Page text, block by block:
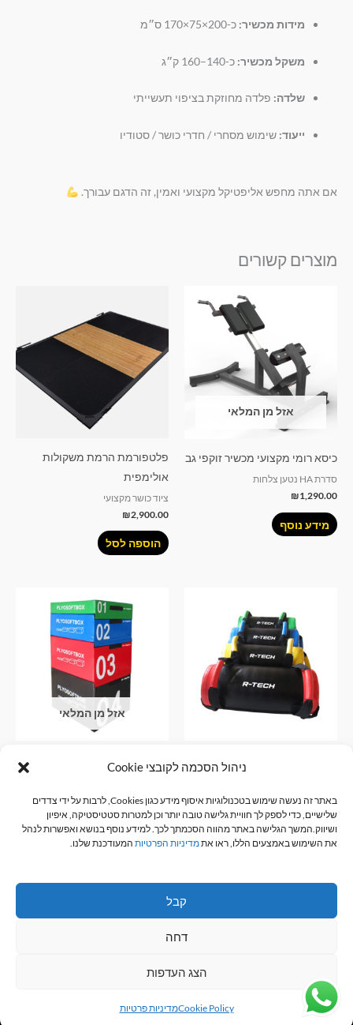
ניהול הסכמה לקובצי Cookie
באתר זה נעשה שימוש בטכנולוגיות איסוף מידע כגון Cookies, לרבות על ידי צדדים
שלישיים, כדי לספק לך חוויית גלישה טובה יותר וכן למטרות סטטיסטיקה, איפיון
ושיווק.המשך הגלישה באתר מהווה הסכמתך לכך. למידע נוסף בנושא ואפשרות לנהל
את השימוש באמצעים הללו, ראו אתמדיניות הפרטיות המעודכנת שלנו.
קבל
דחה
הצג העדפות
Cookie Policyמדיניות פרטיות
מידות מכשיר: כ-200×75×170 ס״מ
משקל מכשיר: כ-140–160 ק״ג
שלדה: פלדה מחוזקת בציפוי תעשייתי
ייעוד: שימוש מסחרי / חדרי כושר / סטודיו
אם אתה מחפש אליפטיקל מקצועי ואמין, זה הדגם עבורך.
מוצרים קשורים
אזל מן המלאי
כיסא רומי מקצועי מכשיר זוקפי גב
סדרת HA נטען צלחות
₪1,290.00
מידע נוסף
פלטפורמת הרמת משקולות
אולימפית
ציוד כושר מקצועי
₪2,900.00
הוספה לסל
₪200.00
–
₪250.00
עד
בחר אפשרויות
זה
יש
מספר
סוגים.
לבחור
בעמוד
המוצר
אזל מן המלאי
ציוד כושר מקצועי
₪1,700.00
מידע נוסף